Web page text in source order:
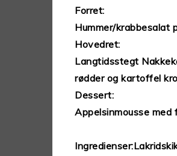
Forret:
Hummer/krabbesalat
Hovedret:
Langtidsstegt
rødder og kartoffel
Dessert:
Appelsinmousse med